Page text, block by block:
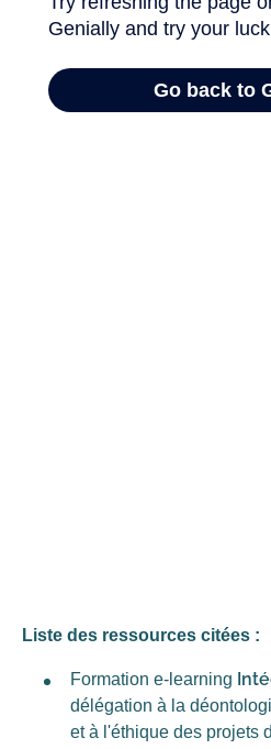
Liste des ressources citées :
Formation e-learning
délégation à la
et à l'éthique des projets